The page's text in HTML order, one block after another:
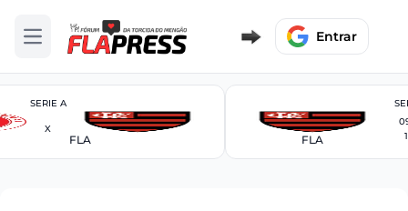
Abrir menu Entrar
SERIE A
X
FLA FLA